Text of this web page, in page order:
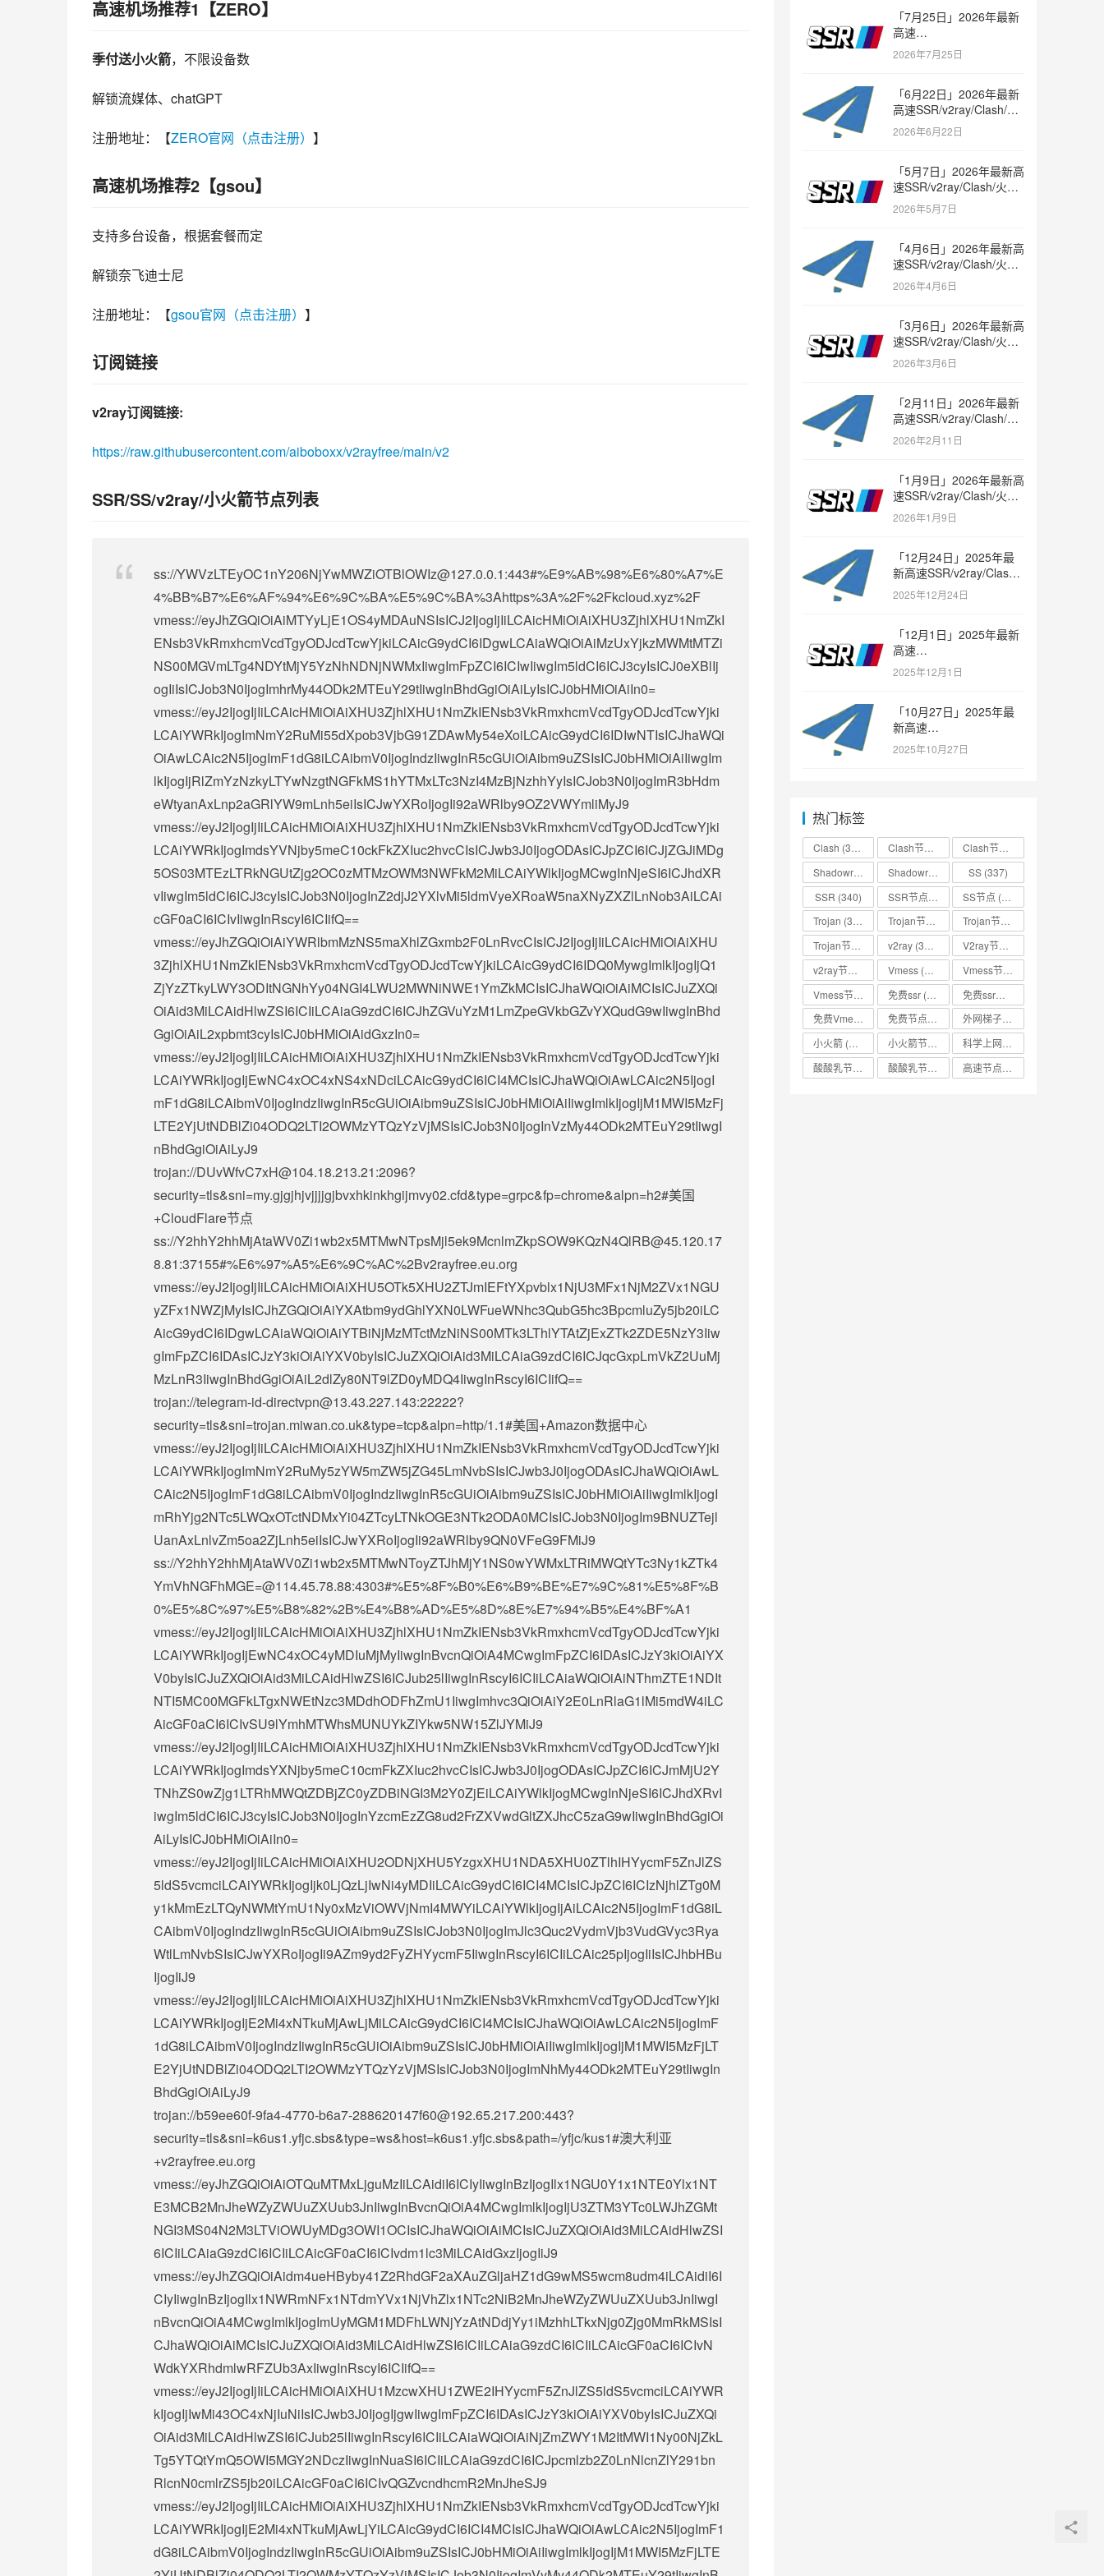
高速机场推荐1【ZERO】
季付送小火箭，不限设备数
解锁流媒体、chatGPT
注册地址：【ZERO官网（点击注册） 】
高速机场推荐2【gsou】
支持多台设备，根据套餐而定
解锁奈飞迪士尼
注册地址：【gsou官网（点击注册） 】
订阅链接
v2ray订阅链接:
https://raw.githubusercontent.com/aiboboxx/v2rayfree/main/v2
SSR/SS/v2ray/小火箭节点列表
ss://YWVzLTEyOC1nY206NjYwMWZiOTBlOWIz@127.0.0.1:443#%E9%AB%98%E6%80%A7%E
4%BB%B7%E6%AF%94%E6%9C%BA%E5%9C%BA%3Ahttps%3A%2F%2Fkcloud.xyz%2F
vmess://eyJhZGQiOiAiMTYyLjE1OS4yMDAuNSIsICJ2IjogIjIiLCAicHMiOiAiXHU3ZjhlXHU1NmZkI
ENsb3VkRmxhcmVcdTgyODJcdTcwYjkiLCAicG9ydCI6IDgwLCAiaWQiOiAiMzUxYjkzMWMtMTZi
NS00MGVmLTg4NDYtMjY5YzNhNDNjNWMxIiwgImFpZCI6ICIwIiwgIm5ldCI6ICJ3cyIsICJ0eXBlIj
ogIiIsICJob3N0IjogImhrMy44ODk2MTEuY29tIiwgInBhdGgiOiAiLyIsICJ0bHMiOiAiIn0=
vmess://eyJ2IjogIjIiLCAicHMiOiAiXHU3ZjhlXHU1NmZkIENsb3VkRmxhcmVcdTgyODJcdTcwYjki
LCAiYWRkIjogImNmY2RuMi55dXpob3VjbG91ZDAwMy54eXoiLCAicG9ydCI6IDIwNTIsICJhaWQi
OiAwLCAic2N5IjogImF1dG8iLCAibmV0IjogIndzIiwgInR5cGUiOiAibm9uZSIsICJ0bHMiOiAiIiwgIm
lkIjogIjRlZmYzNzkyLTYwNzgtNGFkMS1hYTMxLTc3NzI4MzBjNzhhYyIsICJob3N0IjogImR3bHdm
eWtyanAxLnp2aGRlYW9mLnh5eiIsICJwYXRoIjogIi92aWRlby9OZ2VWYmliMyJ9
vmess://eyJ2IjogIjIiLCAicHMiOiAiXHU3ZjhlXHU1NmZkIENsb3VkRmxhcmVcdTgyODJcdTcwYjki
LCAiYWRkIjogImdsYVNjby5meC10ckFkZXIuc2hvcCIsICJwb3J0IjogODAsICJpZCI6ICJjZGJiMDg
5OS03MTEzLTRkNGUtZjg2OC0zMTMzOWM3NWFkM2MiLCAiYWlkIjogMCwgInNjeSI6ICJhdXR
vIiwgIm5ldCI6ICJ3cyIsICJob3N0IjogInZ2djJ2YXlvMi5ldmVyeXRoaW5naXNyZXZlLnNob3AiLCAi
cGF0aCI6ICIvIiwgInRscyI6ICIifQ==
vmess://eyJhZGQiOiAiYWRlbmMzNS5maXhlZGxmb2F0LnRvcCIsICJ2IjogIjIiLCAicHMiOiAiXHU
3ZjhlXHU1NmZkIENsb3VkRmxhcmVcdTgyODJcdTcwYjkiLCAicG9ydCI6IDQ0MywgImlkIjogIjQ1
ZjYzZTkyLWY3ODItNGNhYy04NGI4LWU2MWNiNWE1YmZkMCIsICJhaWQiOiAiMCIsICJuZXQi
OiAid3MiLCAidHlwZSI6ICIiLCAiaG9zdCI6ICJhZGVuYzM1LmZpeGVkbGZvYXQudG9wIiwgInBhd
GgiOiAiL2xpbmt3cyIsICJ0bHMiOiAidGxzIn0=
vmess://eyJ2IjogIjIiLCAicHMiOiAiXHU3ZjhlXHU1NmZkIENsb3VkRmxhcmVcdTgyODJcdTcwYjki
LCAiYWRkIjogIjEwNC4xOC4xNS4xNDciLCAicG9ydCI6ICI4MCIsICJhaWQiOiAwLCAic2N5IjogI
mF1dG8iLCAibmV0IjogIndzIiwgInR5cGUiOiAibm9uZSIsICJ0bHMiOiAiIiwgImlkIjogIjM1MWI5MzFj
LTE2YjUtNDBlZi04ODQ2LTI2OWMzYTQzYzVjMSIsICJob3N0IjogInVzMy44ODk2MTEuY29tIiwgI
nBhdGgiOiAiLyJ9
trojan://DUvWfvC7xH@104.18.213.21:2096?
security=tls&sni=my.gjgjhjvjjjjgjbvxhkinkhgijmvy02.cfd&type=grpc&fp=chrome&alpn=h2#美国
+CloudFlare节点
ss://Y2hhY2hhMjAtaWV0Zi1wb2x5MTMwNTpsMjl5ek9McnlmZkpSOW9KQzN4QlRB@45.120.17
8.81:37155#%E6%97%A5%E6%9C%AC%2Bv2rayfree.eu.org
vmess://eyJ2IjogIjIiLCAicHMiOiAiXHU5OTk5XHU2ZTJmIEFtYXpvblx1NjU3MFx1NjM2ZVx1NGU
yZFx1NWZjMyIsICJhZGQiOiAiYXAtbm9ydGhlYXN0LWFueWNhc3QubG5hc3BpcmluZy5jb20iLC
AicG9ydCI6IDgwLCAiaWQiOiAiYTBiNjMzMTctMzNiNS00MTk3LThlYTAtZjExZTk2ZDE5NzY3Iiw
gImFpZCI6IDAsICJzY3kiOiAiYXV0byIsICJuZXQiOiAid3MiLCAiaG9zdCI6ICJqcGxpLmVkZ2UuMj
MzLnR3IiwgInBhdGgiOiAiL2dlZy80NT9lZD0yMDQ4IiwgInRscyI6ICIifQ==
trojan://telegram-id-directvpn@13.43.227.143:22222?
security=tls&sni=trojan.miwan.co.uk&type=tcp&alpn=http/1.1#美国+Amazon数据中心
vmess://eyJ2IjogIjIiLCAicHMiOiAiXHU3ZjhlXHU1NmZkIENsb3VkRmxhcmVcdTgyODJcdTcwYjki
LCAiYWRkIjogImNmY2RuMy5zYW5mZW5jZG45LmNvbSIsICJwb3J0IjogODAsICJhaWQiOiAwL
CAic2N5IjogImF1dG8iLCAibmV0IjogIndzIiwgInR5cGUiOiAibm9uZSIsICJ0bHMiOiAiIiwgImlkIjogI
mRhYjg2NTc5LWQxOTctNDMxYi04ZTcyLTNkOGE3NTk2ODA0MCIsICJob3N0IjogIm9BNUZTejl
UanAxLnlvZm5oa2ZjLnh5eiIsICJwYXRoIjogIi92aWRlby9QN0VFeG9FMiJ9
ss://Y2hhY2hhMjAtaWV0Zi1wb2x5MTMwNToyZTJhMjY1NS0wYWMxLTRiMWQtYTc3Ny1kZTk4
YmVhNGFhMGE=@114.45.78.88:4303#%E5%8F%B0%E6%B9%BE%E7%9C%81%E5%8F%B
0%E5%8C%97%E5%B8%82%2B%E4%B8%AD%E5%8D%8E%E7%94%B5%E4%BF%A1
vmess://eyJ2IjogIjIiLCAicHMiOiAiXHU3ZjhlXHU1NmZkIENsb3VkRmxhcmVcdTgyODJcdTcwYjki
LCAiYWRkIjogIjEwNC4xOC4yMDIuMjMyIiwgInBvcnQiOiA4MCwgImFpZCI6IDAsICJzY3kiOiAiYX
V0byIsICJuZXQiOiAid3MiLCAidHlwZSI6ICJub25lIiwgInRscyI6ICIiLCAiaWQiOiAiNThmZTE1NDIt
NTI5MC00MGFkLTgxNWEtNzc3MDdhODFhZmU1IiwgImhvc3QiOiAiY2E0LnRlaG1lMi5mdW4iLC
AicGF0aCI6ICIvSU9lYmhMTWhsMUNUYkZIYkw5NW15ZlJYMiJ9
vmess://eyJ2IjogIjIiLCAicHMiOiAiXHU3ZjhlXHU1NmZkIENsb3VkRmxhcmVcdTgyODJcdTcwYjki
LCAiYWRkIjogImdsYXNjby5meC10cmFkZXIuc2hvcCIsICJwb3J0IjogODAsICJpZCI6ICJmMjU2Y
TNhZS0wZjg1LTRhMWQtZDBjZC0yZDBiNGI3M2Y0ZjEiLCAiYWlkIjogMCwgInNjeSI6ICJhdXRvI
iwgIm5ldCI6ICJ3cyIsICJob3N0IjogInYzcmEzZG8ud2FrZXVwdGltZXJhcC5zaG9wIiwgInBhdGgiOi
AiLyIsICJ0bHMiOiAiIn0=
vmess://eyJ2IjogIjIiLCAicHMiOiAiXHU2ODNjXHU5YzgxXHU1NDA5XHU0ZTlhIHYycmF5ZnJlZS
5ldS5vcmciLCAiYWRkIjogIjk0LjQzLjIwNi4yMDIiLCAicG9ydCI6ICI4MCIsICJpZCI6ICIzNjhlZTg0M
y1kMmEzLTQyNWMtYmU1Ny0xMzViOWVjNmI4MWYiLCAiYWlkIjogIjAiLCAic2N5IjogImF1dG8iL
CAibmV0IjogIndzIiwgInR5cGUiOiAibm9uZSIsICJob3N0IjogImJlc3Quc2VydmVjb3VudGVyc3Rya
WtlLmNvbSIsICJwYXRoIjogIi9AZm9yd2FyZHYycmF5IiwgInRscyI6ICIiLCAic25pIjogIiIsICJhbHBu
IjogIiJ9
vmess://eyJ2IjogIjIiLCAicHMiOiAiXHU3ZjhlXHU1NmZkIENsb3VkRmxhcmVcdTgyODJcdTcwYjki
LCAiYWRkIjogIjE2Mi4xNTkuMjAwLjMiLCAicG9ydCI6ICI4MCIsICJhaWQiOiAwLCAic2N5IjogImF
1dG8iLCAibmV0IjogIndzIiwgInR5cGUiOiAibm9uZSIsICJ0bHMiOiAiIiwgImlkIjogIjM1MWI5MzFjLT
E2YjUtNDBlZi04ODQ2LTI2OWMzYTQzYzVjMSIsICJob3N0IjogImNhMy44ODk2MTEuY29tIiwgIn
BhdGgiOiAiLyJ9
trojan://b59ee60f-9fa4-4770-b6a7-288620147f60@192.65.217.200:443?
security=tls&sni=k6us1.yfjc.sbs&type=ws&host=k6us1.yfjc.sbs&path=/yfjc/kus1#澳大利亚
+v2rayfree.eu.org
vmess://eyJhZGQiOiAiOTQuMTMxLjguMzIiLCAidiI6ICIyIiwgInBzIjogIlx1NGU0Y1x1NTE0Ylx1NT
E3MCB2MnJheWZyZWUuZXUub3JnIiwgInBvcnQiOiA4MCwgImlkIjogIjU3ZTM3YTc0LWJhZGMt
NGI3MS04N2M3LTViOWUyMDg3OWI1OCIsICJhaWQiOiAiMCIsICJuZXQiOiAid3MiLCAidHlwZSI
6ICIiLCAiaG9zdCI6ICIiLCAicGF0aCI6ICIvdm1lc3MiLCAidGxzIjogIiJ9
vmess://eyJhZGQiOiAidm4ueHByby41Z2RhdGF2aXAuZGljaHZ1dG9wMS5wcm8udm4iLCAidiI6I
CIyIiwgInBzIjogIlx1NWRmNFx1NTdmYVx1NjVhZlx1NTc2NiB2MnJheWZyZWUuZXUub3JnIiwgI
nBvcnQiOiA4MCwgImlkIjogImUyMGM1MDFhLWNjYzAtNDdjYy1iMzhhLTkxNjg0Zjg0MmRkMSIsI
CJhaWQiOiAiMCIsICJuZXQiOiAid3MiLCAidHlwZSI6ICIiLCAiaG9zdCI6ICIiLCAicGF0aCI6ICIvN
WdkYXRhdmlwRFZUb3AxIiwgInRscyI6ICIifQ==
vmess://eyJ2IjogIjIiLCAicHMiOiAiXHU1MzcwXHU1ZWE2IHYycmF5ZnJlZS5ldS5vcmciLCAiYWR
kIjogIjIwMi43OC4xNjIuNiIsICJwb3J0IjogIjgwIiwgImFpZCI6IDAsICJzY3kiOiAiYXV0byIsICJuZXQi
OiAid3MiLCAidHlwZSI6ICJub25lIiwgInRscyI6ICIiLCAiaWQiOiAiNjZmZWY1M2ItMWI1Ny00NjZkL
Tg5YTQtYmQ5OWI5MGY2NDczIiwgInNuaSI6ICIiLCAiaG9zdCI6ICJpcmlzb2Z0LnNlcnZlY291bn
RlcnN0cmlrZS5jb20iLCAicGF0aCI6ICIvQGZvcndhcmR2MnJheSJ9
vmess://eyJ2IjogIjIiLCAicHMiOiAiXHU3ZjhlXHU1NmZkIENsb3VkRmxhcmVcdTgyODJcdTcwYjki
LCAiYWRkIjogIjE2Mi4xNTkuMjAwLjYiLCAicG9ydCI6ICI4MCIsICJhaWQiOiAwLCAic2N5IjogImF1
dG8iLCAibmV0IjogIndzIiwgInR5cGUiOiAibm9uZSIsICJ0bHMiOiAiIiwgImlkIjogIjM1MWI5MzFjLTE
「7月25日」2026年最新
高速
SSR/v2ray/Clash/trojan
节点免费分享
2026年7月25日
「6月22日」2026年最新
高速SSR/v2ray/Clash/火
箭节点免费分享
2026年6月22日
「5月7日」2026年最新高
速SSR/v2ray/Clash/火箭
节点免费分享
2026年5月7日
「4月6日」2026年最新高
速SSR/v2ray/Clash/火箭
节点免费分享
2026年4月6日
「3月6日」2026年最新高
速SSR/v2ray/Clash/火箭
节点免费分享
2026年3月6日
「2月11日」2026年最新
高速SSR/v2ray/Clash/火
箭节点免费分享
2026年2月11日
「1月9日」2026年最新高
速SSR/v2ray/Clash/火箭
节点免费分享
2026年1月9日
「12月24日」2025年最
新高速SSR/v2ray/Clash/
火箭节点免费分享
2025年12月24日
「12月1日」2025年最新
高速
SSR/v2ray/Clash/trojan
节点免费分享
2025年12月1日
「10月27日」2025年最
新高速
SSR/v2ray/Clash/trojan
节点免费分享
2025年10月27日
热门标签
Clash (338)
(336) (333)
SS (337)
SSR (340) SS节点 (335)
Trojan (333)
(332)
v2ray (337)
(334)
Vmess (330)
(330)
免费ssr (318)
(330)
小火箭 (337) (334)
(318) (318)